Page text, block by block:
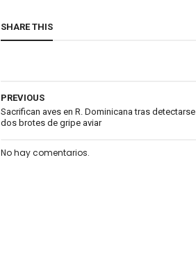
SHARE THIS
PREVIOUS
Sacrifican aves en R. Dominicana tras detectarse
dos brotes de gripe aviar
No hay comentarios.